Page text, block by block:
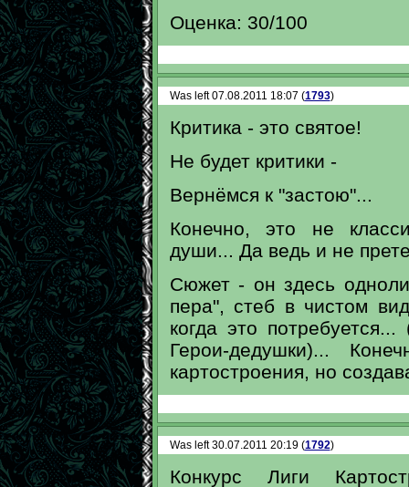
Оценка: 30/100
Was left 07.08.2011 18:07 (1793)
Критика - это святое!
Не будет критики -
Вернёмся к "застою"...
Конечно, это не
души... Да ведь и не
Сюжет - он здесь
пера", стеб в чистом
когда это
Герои-дедушки)...
картостроения, но
Was left 30.07.2011 20:19 (1792)
Конкурс Лиги